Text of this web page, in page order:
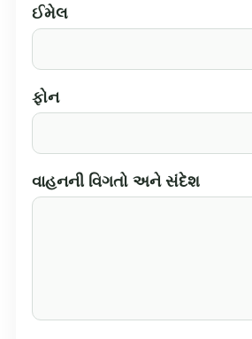
ઈમેલ
ફોન
વાહનની વિગતો અને સંદેશ